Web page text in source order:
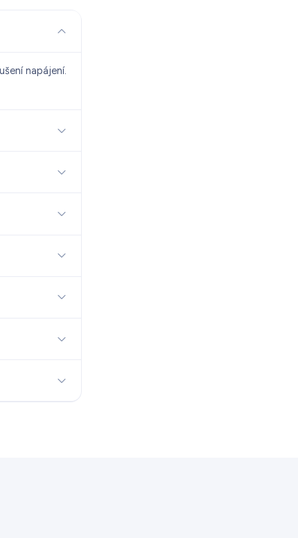
napájení.